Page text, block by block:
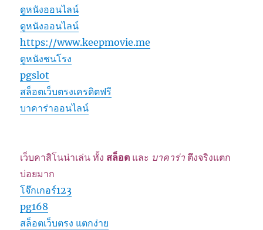
ดูหนังออนไลน์
ดูหนังออนไลน์
https://www.keepmovie.me
ดูหนังชนโรง
pgslot
สล็อตเว็บตรงเครดิตฟรี
บาคาร่าออนไลน์
เว็บคาสิโนน่าเล่น ทั้ง สล็อต และ บาคาร่า ตึงจริงแตก
บ่อยมาก
โจ๊กเกอร์123
pg168
สล็อตเว็บตรง แตกง่าย